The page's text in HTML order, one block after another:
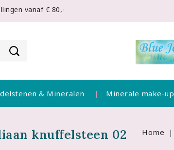
vanaf € 80,-
& Mineralen Minerale make-up
knuffelsteen 02 Home